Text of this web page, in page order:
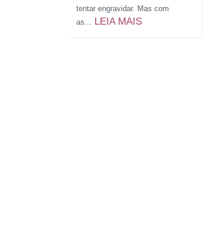
tentar engravidar. Mas com
as...
LEIA MAIS